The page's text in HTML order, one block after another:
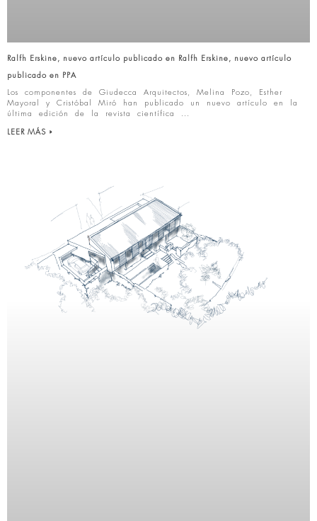
Ralfh Erskine, nuevo artículo publicado en Ralfh Erskine, nuevo artículo
publicado en PPA
Los componentes de Giudecca Arquitectos, Melina Pozo, Esther
Mayoral y Cristóbal Miró han publicado un nuevo artículo en la
última edición de la revista científica
LEER MÁS »